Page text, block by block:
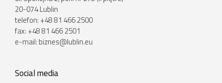
20-074 Lublin
telefon: +48 81 466 2500
fax: +48 81 466 2501
e-mail: biznes@lublin.eu
Social media